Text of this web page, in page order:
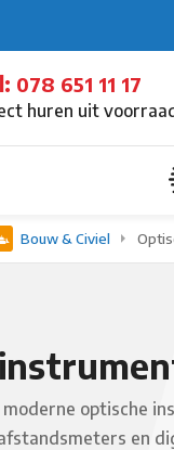
078 651 11 17
huren uit
Bouw & Civiel
optische
en